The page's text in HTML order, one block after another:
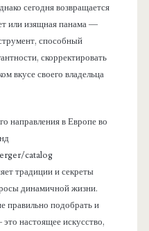
сегодня возвращается
или изящная панама —
способный
скорректировать
вкусе своего владельца
направления в Европе во
catalog
традиции и секреты
динамичной жизни.
правильно подобрать и
настоящее искусство,